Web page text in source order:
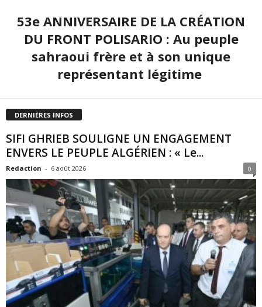
53e ANNIVERSAIRE DE LA CRÉATION
DU FRONT POLISARIO : Au peuple
sahraoui frère et à son unique
représentant légitime
DERNIÈRES INFOS
SIFI GHRIEB SOULIGNE UN ENGAGEMENT
ENVERS LE PEUPLE ALGÉRIEN : « Le...
Redaction - 6 août 2026 0